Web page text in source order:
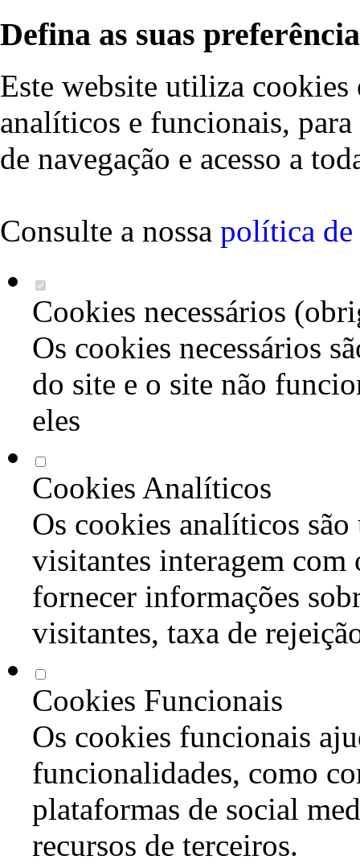
Defina as suas
Este website utiliza cookies
analíticos e funcionais,
de navegação e acesso a
Consulte a nossa política de
Cookies necessários
Os cookies necessários
do site e o site não
eles
Cookies Analíticos
Os cookies analíticos são
visitantes interagem com
fornecer informações
visitantes, taxa de
Cookies Funcionais
Os cookies funcionais
funcionalidades, como
plataformas de social
recursos de terceiros.